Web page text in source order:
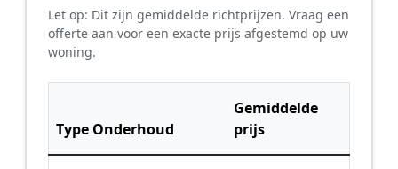
Let op: Dit zijn gemiddelde richtprijzen. Vraag een
offerte aan voor een exacte prijs afgestemd op uw
woning.
Type Onderhoud
Gemiddelde
prijs